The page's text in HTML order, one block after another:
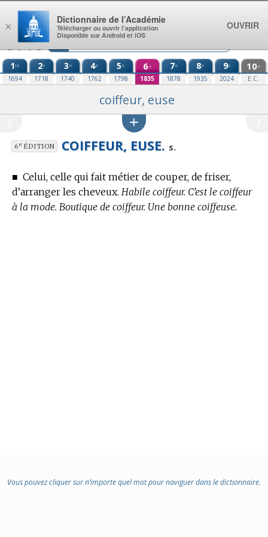
Aller au contenu
1re
1694
2e
1718
3e
1740
4e
1762
5e
1798
6e
1835
7e
1878
8e
1935
9e
2024
10e
E.C.
coiffeur, euse
6eÉDITION COIFFEUR, EUSE. s.
■ Celui, celle qui fait métier de couper, de friser,
d’arranger les cheveux. Habile coiffeur. C’est le coiffeur
à la mode. Boutique de coiffeur. Une bonne coiffeuse.
Vous pouvez cliquer sur n’importe quel mot pour naviguer dans le dictionnaire.
×
Dictionnaire de l’Académie
Télécharger ou ouvrir l’application
Disponible sur Android et iOS
OUVRIR